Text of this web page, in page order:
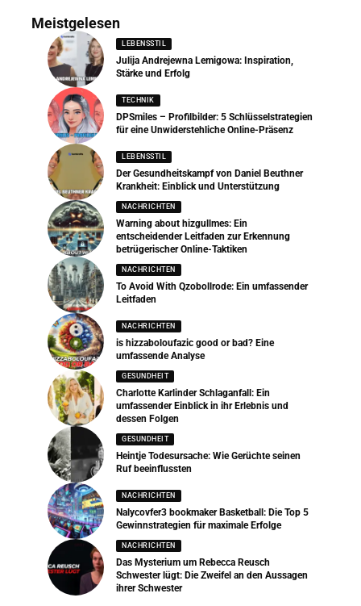
Meistgelesen
LEBENSSTIL
Julija Andrejewna Lemigowa: Inspiration,
Stärke und Erfolg
TECHNIK
DPSmiles – Profilbilder: 5 Schlüsselstrategien
für eine Unwiderstehliche Online-Präsenz
LEBENSSTIL
Der Gesundheitskampf von Daniel Beuthner
Krankheit: Einblick und Unterstützung
NACHRICHTEN
Warning about hizgullmes: Ein
entscheidender Leitfaden zur Erkennung
betrügerischer Online-Taktiken
NACHRICHTEN
To Avoid With Qzobollrode: Ein umfassender
Leitfaden
NACHRICHTEN
is hizzaboloufazic good or bad? Eine
umfassende Analyse
GESUNDHEIT
Charlotte Karlinder Schlaganfall: Ein
umfassender Einblick in ihr Erlebnis und
dessen Folgen
GESUNDHEIT
Heintje Todesursache: Wie Gerüchte seinen
Ruf beeinflussten
NACHRICHTEN
Nalycovfer3 bookmaker Basketball: Die Top 5
Gewinnstrategien für maximale Erfolge
NACHRICHTEN
Das Mysterium um Rebecca Reusch
Schwester lügt: Die Zweifel an den Aussagen
ihrer Schwester